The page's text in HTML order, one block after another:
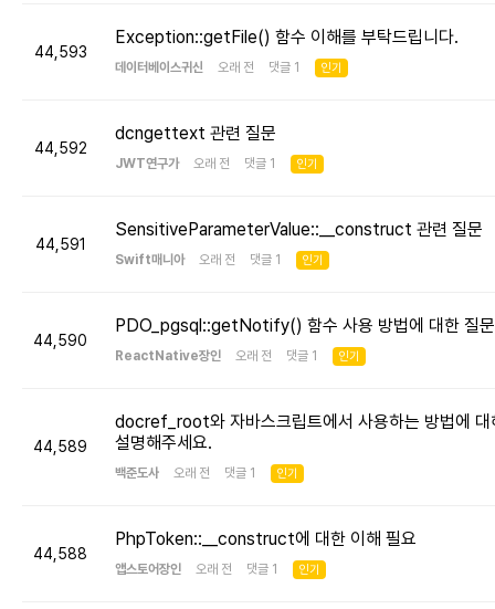
44,593
Exception::getFile() 함수 이해를 부탁드립니다.
데이터베이스귀신 오래 전 댓글 1 인기
44,592
dcngettext 관련 질문
JWT연구가 오래 전 댓글 1 인기
44,591
SensitiveParameterValue::__construct 관련 질문
Swift매니아 오래 전 댓글 1 인기
44,590
PDO_pgsql::getNotify() 함수 사용 방법에 대한 질문
ReactNative장인 오래 전 댓글 1 인기
44,589
docref_root와 자바스크립트에서 사용하는 방법에 대
설명해주세요.
백준도사 오래 전 댓글 1 인기
44,588
PhpToken::__construct에 대한 이해 필요
앱스토어장인 오래 전 댓글 1 인기